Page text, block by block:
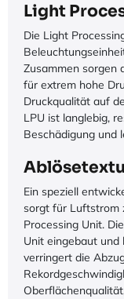
Light
Die Light
Zusammen sorgen
für extrem hohe
Druckqualität auf
LPU ist langlebig,
Beschädigung und
Ein speziell
sorgt für Luftstrom
Processing Unit.
Unit eingebaut und
verringert die